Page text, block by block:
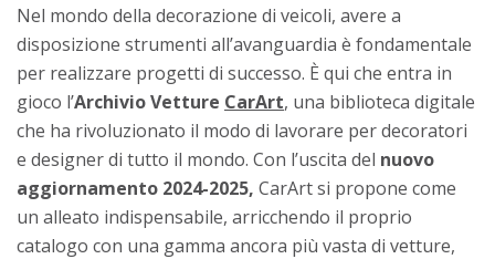
Nel mondo della decorazione di veicoli, avere a
disposizione strumenti all’avanguardia è fondamentale
per realizzare progetti di successo. È qui che entra in
gioco l’Archivio Vetture CarArt, una biblioteca digitale
che ha rivoluzionato il modo di lavorare per decoratori
e designer di tutto il mondo. Con l’uscita del nuovo
aggiornamento 2024-2025, CarArt si propone come
un alleato indispensabile, arricchendo il proprio
catalogo con una gamma ancora più vasta di vetture,